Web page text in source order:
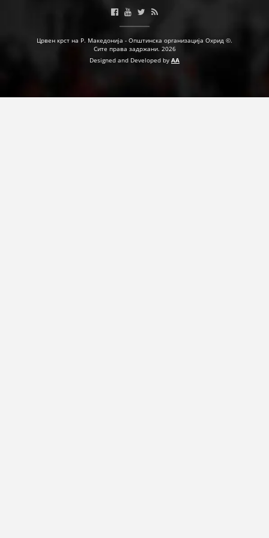
СТРАТЕГИИ
Црвен крст на Р. Македонија - Општинска организација Охрид ©.
Сите права задржани. 2026
Designed and Developed by AA